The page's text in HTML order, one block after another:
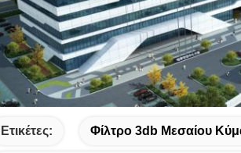
Ετικέτες: Φίλτρο 3db Μεσαίου